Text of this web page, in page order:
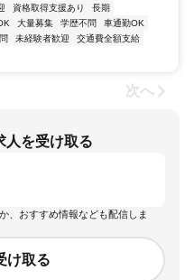
資格取得支援あり
長期
大量募集 学歴不問
車通勤OK
未経験者歓迎
交通費全額支給
次へ
人を受け取る
、おすすめ情報なども配信しま
け取る